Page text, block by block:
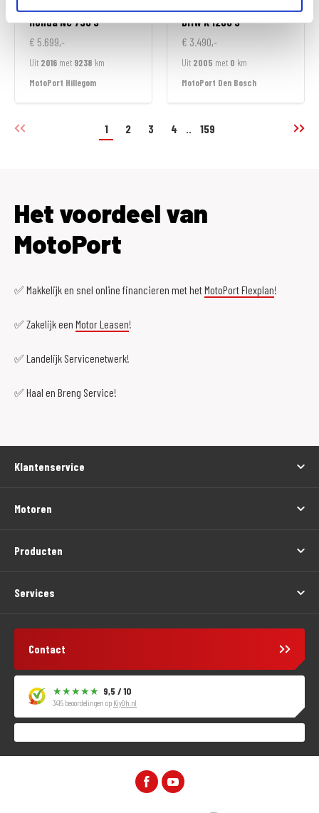
HondaNC 750 S
€ 5.699,-
Uit 2016 met 9238 km
MotoPort Hillegom
BMWK 1200 S
€ 3.490,-
Uit 2005 met 0 km
MotoPort Den Bosch
1 2 3 4 .. 159
Het voordeel van
MotoPort
✅ Makkelijk en snel online financieren met hetMotoPort Flexplan!
✅ Zakelijk een Motor Leasen!
✅ Landelijk Servicenetwerk!
✅ Haal en Breng Service!
Klantenservice
Motoren
Producten
Services
Contact
9,5 / 10
3415 beoordelingen op KiyOh.nl